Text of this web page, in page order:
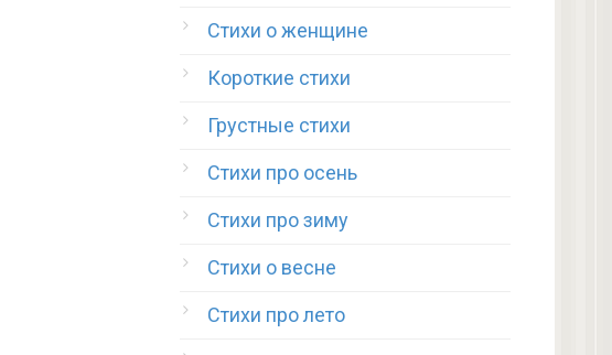
Стихи о женщине
Короткие стихи
Грустные стихи
Стихи про осень
Стихи про зиму
Стихи о весне
Стихи про лето